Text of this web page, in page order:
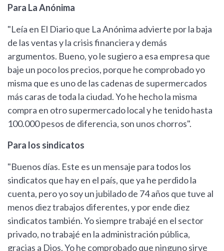
Para La Anónima
"Leía en El Diario que La Anónima advierte por la baja
de las ventas y la crisis financiera y demás
argumentos. Bueno, yo le sugiero a esa empresa que
baje un poco los precios, porque he comprobado yo
misma que es uno de las cadenas de supermercados
más caras de toda la ciudad. Yo he hecho la misma
compra en otro supermercado local y he tenido hasta
100.000 pesos de diferencia, son unos chorros".
Para los sindicatos
"Buenos días. Este es un mensaje para todos los
sindicatos que hay en el país, que ya he perdido la
cuenta, pero yo soy un jubilado de 74 años que tuve al
menos diez trabajos diferentes, y por ende diez
sindicatos también. Yo siempre trabajé en el sector
privado, no trabajé en la administración pública,
gracias a Dios. Yo he comprobado que ninguno sirve